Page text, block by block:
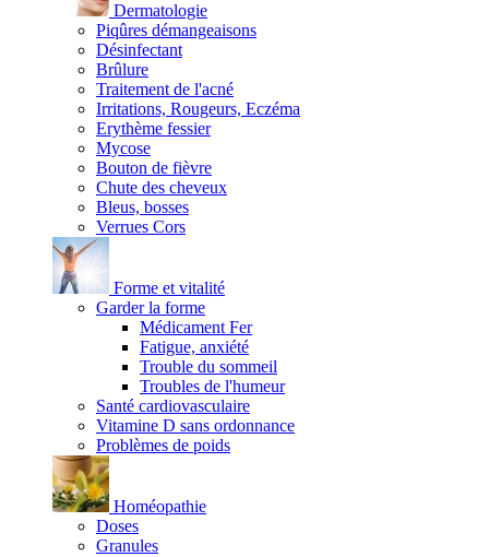
Dermatologie
Piqûres démangeaisons
Désinfectant
Brûlure
Traitement de l'acné
Irritations, Rougeurs, Eczéma
Erythème fessier
Mycose
Bouton de fièvre
Chute des cheveux
Bleus, bosses
Verrues Cors
Forme et vitalité
Garder la forme
Médicament Fer
Fatigue, anxiété
Trouble du sommeil
Troubles de l'humeur
Santé cardiovasculaire
Vitamine D sans ordonnance
Problèmes de poids
Homéopathie
Doses
Granules